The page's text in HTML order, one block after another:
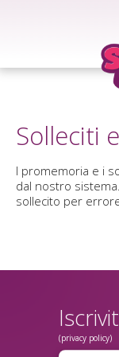
Solleciti
I promemoria e i
dal nostro
sollecito per
(privacy policy)